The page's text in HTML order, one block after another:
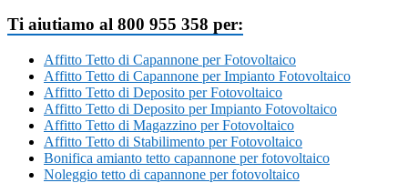
Ti aiutiamo al 800 955 358 per:
Affitto Tetto di Capannone per Fotovoltaico
Affitto Tetto di Capannone per Impianto Fotovoltaico
Affitto Tetto di Deposito per Fotovoltaico
Affitto Tetto di Deposito per Impianto Fotovoltaico
Affitto Tetto di Magazzino per Fotovoltaico
Affitto Tetto di Stabilimento per Fotovoltaico
Bonifica amianto tetto capannone per fotovoltaico
Noleggio tetto di capannone per fotovoltaico